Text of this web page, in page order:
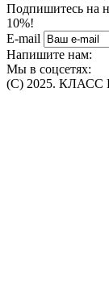
Подпишитесь на
10%!
E-mail
Напишите нам:
Мы в соцсетях:
(C) 2025.